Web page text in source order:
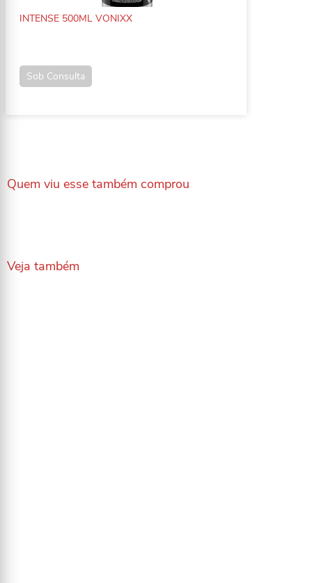
INTENSE 500ML VONIXX
Sob Consulta
Quem viu esse também comprou
Veja também